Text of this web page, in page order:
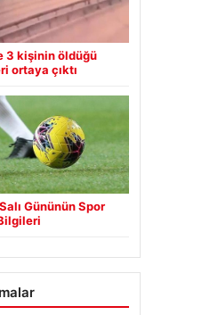
3 kişinin öldüğü
ortaya çıktı
Gününün Spor